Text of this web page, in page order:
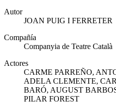
Autor
JOAN PUIG I FERRETER
Compañía
Companyia de Teatre Català
Actores
CARME PARREÑO,
ADELA CLEMENTE,
BARÓ, AUGUST
PILAR FOREST